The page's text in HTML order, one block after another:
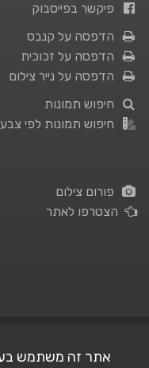
פיקשר בפייסבוק
הדפסה על קנבס
הדפסה על זכוכית
הדפסה על נייר צילום
חיפוש תמונות
חיפוש תמונות לפי צבע
פורום צילום
הצטרפו לאתר